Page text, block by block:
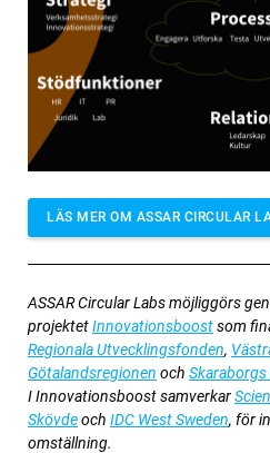
LÄS MER OM ASSAR CIRCULAR
ASSAR Circular Labs möjliggörs
projektetInnovationsboostsom
Regionala Utvecklingsfonden,
Götalandsregionen och
I Innovationsboost samverkar
Skövdeoch IDC West Sweden, för
omställning.